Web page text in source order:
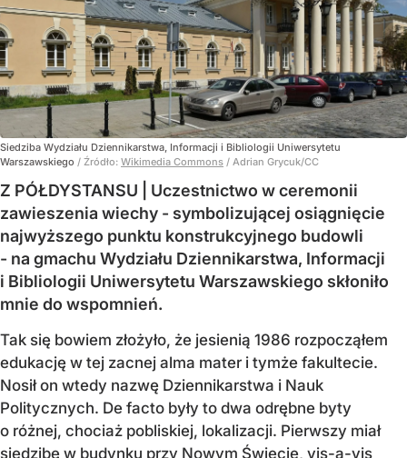
Siedziba Wydziału Dziennikarstwa, Informacji i Bibliologii Uniwersytetu
Warszawskiego / Źródło: Wikimedia Commons / Adrian Grycuk/CC
Z PÓŁDYSTANSU | Uczestnictwo w ceremonii
zawieszenia wiechy - symbolizującej osiągnięcie
najwyższego punktu konstrukcyjnego budowli
- na gmachu Wydziału Dziennikarstwa, Informacji
i Bibliologii Uniwersytetu Warszawskiego skłoniło
mnie do wspomnień.
Tak się bowiem złożyło, że jesienią 1986 rozpocząłem
edukację w tej zacnej alma mater i tymże fakultecie.
Nosił on wtedy nazwę Dziennikarstwa i Nauk
Politycznych. De facto były to dwa odrębne byty
o różnej, chociaż pobliskiej, lokalizacji. Pierwszy miał
siedzibę w budynku przy Nowym Świecie, vis-a-vis